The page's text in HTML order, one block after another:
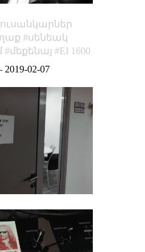
սենեակ
մեքենայ
EI 1600
2019-02-07